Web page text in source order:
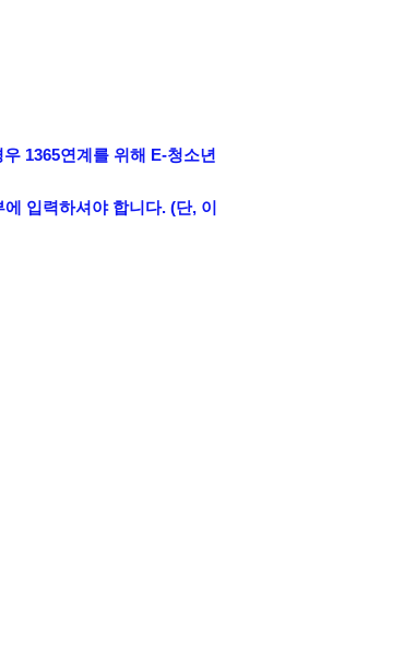
1365연계를 위해 E-청소년
입력하셔야 합니다. (단, 이